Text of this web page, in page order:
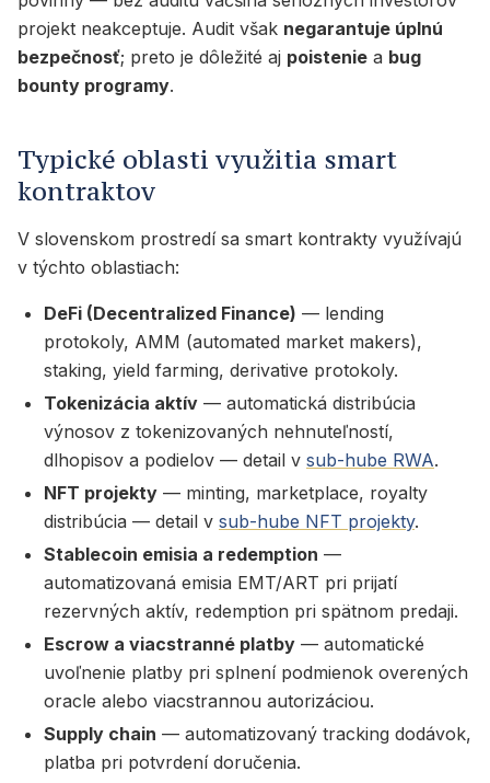
projekt neakceptuje. Audit však negarantuje úplnú
bezpečnosť; preto je dôležité aj poistenie a bug
bounty programy.
Typické oblasti využitia smart
kontraktov
V slovenskom prostredí sa smart kontrakty využívajú
v týchto oblastiach:
DeFi (Decentralized Finance) — lending
protokoly, AMM (automated market makers),
staking, yield farming, derivative protokoly.
Tokenizácia aktív — automatická distribúcia
výnosov z tokenizovaných nehnuteľností,
dlhopisov a podielov — detail v sub-hube RWA.
NFT projekty — minting, marketplace, royalty
distribúcia — detail v sub-hube NFT projekty.
Stablecoin emisia a redemption —
automatizovaná emisia EMT/ART pri prijatí
rezervných aktív, redemption pri spätnom predaji.
Escrow a viacstranné platby — automatické
uvoľnenie platby pri splnení podmienok overených
oracle alebo viacstrannou autorizáciou.
Supply chain — automatizovaný tracking dodávok,
platba pri potvrdení doručenia.